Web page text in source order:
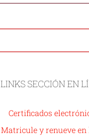
LINKS SECCIÓN EN
Certificados
Matricule y renueve en